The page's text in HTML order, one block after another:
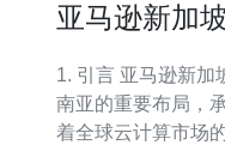
亚马逊新加
1. 引言 亚马逊新加
南亚的重要布局，
着全球云计算市场